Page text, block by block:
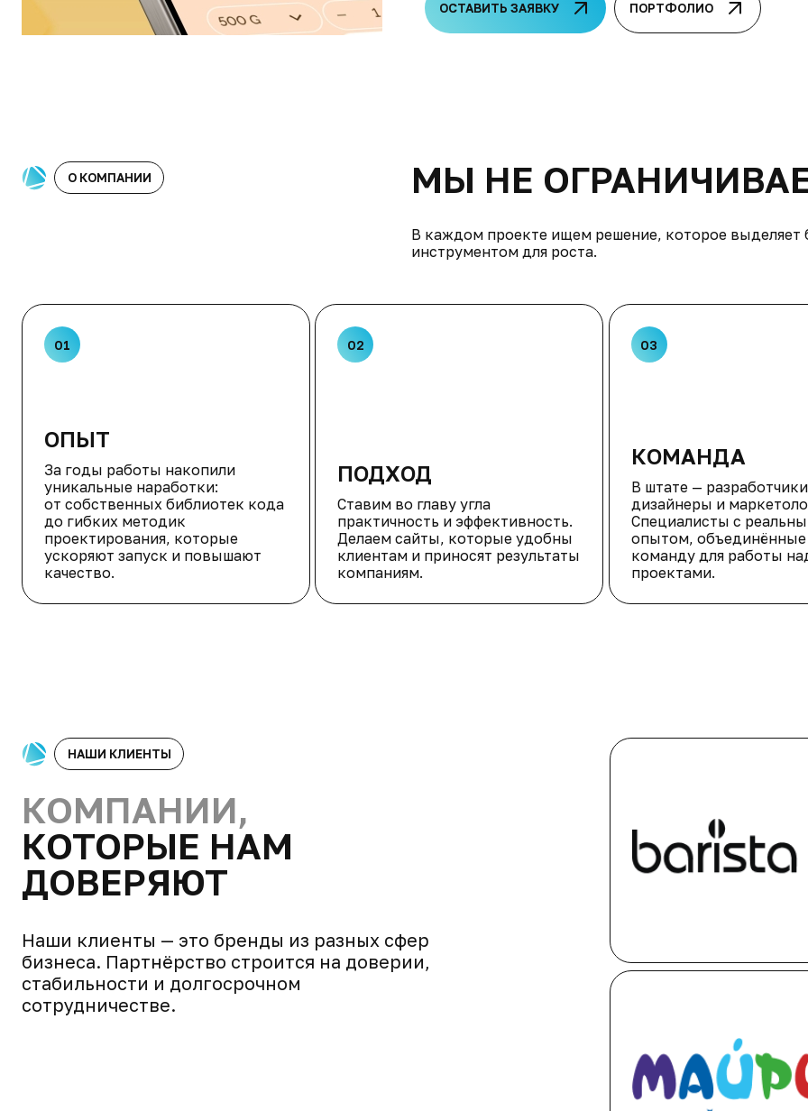
ОСТАВИТЬ ЗАЯВКУ ПОРТФОЛИО
О КОМПАНИИ МЫ НЕ
В каждом проекте ищем решение, которое выделяет
инструментом для роста.
01
ОПЫТ
За годы работы накопили
уникальные наработки:
от собственных библиотек кода
до гибких методик
проектирования, которые
ускоряют запуск и повышают
качество.
02
ПОДХОД
Ставим во главу угла
практичность и эффективность.
Делаем сайты, которые удобны
клиентам и приносят результаты
компаниям.
03
КОМАНДА
В штате —
дизайнеры и
Специалисты с
опытом, объединённые
команду для работы
проектами.
НАШИ КЛИЕНТЫ
КОМПАНИИ,
КОТОРЫЕ НАМ
ДОВЕРЯЮТ
Наши клиенты — это бренды из разных сфер
бизнеса. Партнёрство строится на доверии,
стабильности и долгосрочном
сотрудничестве.